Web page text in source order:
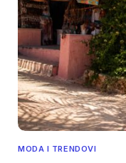
MODA I TRENDOVI